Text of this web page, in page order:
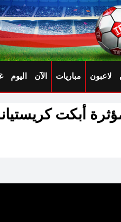
لاعبون مباريات الآن اليوم
أبكت